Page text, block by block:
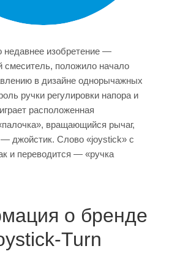
недавнее изобретение —
смеситель, положило начало
в дизайне однорычажных
ручки регулировки напора и
расположенная
вращающийся рычаг,
— джойстик. Слово «joystick» с
и переводится — «ручка
о бренде
Turn